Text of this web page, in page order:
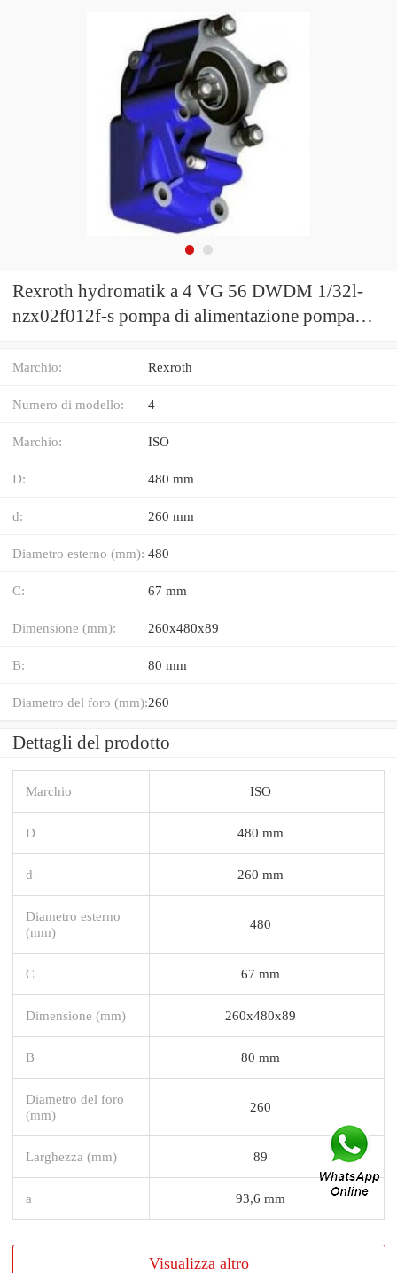
Rexroth hydromatik a 4 VG 56 DWDM 1/32l-
nzx02f012f-s pompa di alimentazione pompa
Marchio: Rexroth
Numero di modello: 4
Marchio: ISO
D: 480 mm
d: 260 mm
Diametro esterno (mm): 480
C: 67 mm
Dimensione (mm): 260x480x89
B: 80 mm
Diametro del foro (mm):260
Dettagli del prodotto
Marchio ISO
D 480 mm
d 260 mm
Diametro esterno
(mm)
480
C 67 mm
Dimensione (mm) 260x480x89
B 80 mm
Diametro del foro
(mm)
260
Larghezza (mm) 89
a 93,6 mm
Visualizza altro